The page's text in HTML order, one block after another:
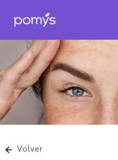
Volver